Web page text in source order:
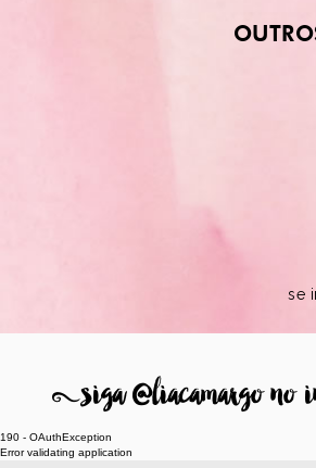
se
8siga @liacamargo no
190 - OAuthException
Error validating application